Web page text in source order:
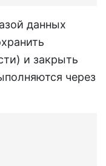
данных
и закрыть
через